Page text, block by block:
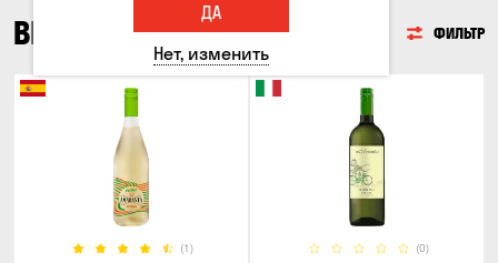
ВИНО ФИЛЬТР
(1) (0)
ДА
Нет, изменить